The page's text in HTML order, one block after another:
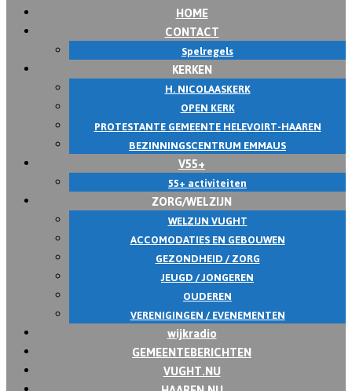
HOME
CONTACT
Spelregels
KERKEN
H. NICOLAASKERK
OPEN KERK
PROTESTANTE GEMEENTE HELEVOIRT-HAAREN
BEZINNINGSCENTRUM EMMAUS
V55+
55+ activiteiten
ZORG/WELZIJN
WELZIJN VUGHT
ACCOMODATIES EN GEBOUWEN
GEZONDHEID / ZORG
JEUGD / JONGEREN
OUDEREN
VERENIGINGEN / EVENEMENTEN
wijkradio
GEMEENTEBERICHTEN
VUGHT.NU